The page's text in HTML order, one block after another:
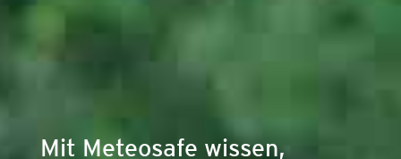
Mit Meteosafe wissen,